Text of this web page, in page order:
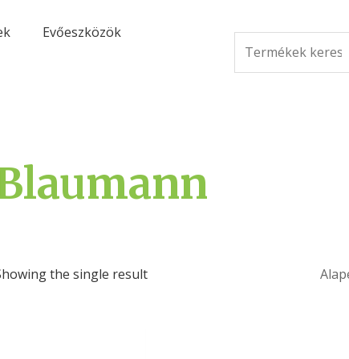
Evőeszközök
for:
the single result